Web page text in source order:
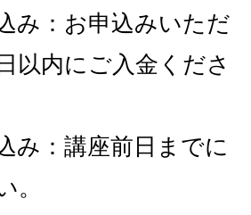
み：お申込みいただ
以内にご入金くださ
み：講座前日までに
。